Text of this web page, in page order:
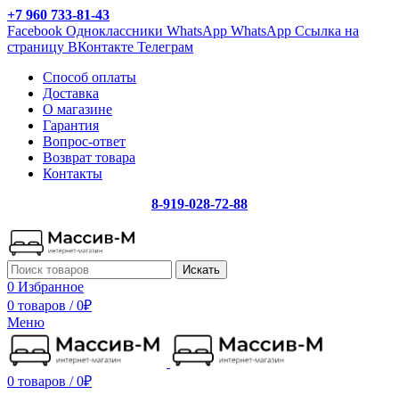
+7 960 733-81-43
Facebook Одноклассники WhatsApp WhatsApp Ссылка на
страницу ВКонтакте Телеграм
Способ оплаты
Доставка
О магазине
Гарантия
Вопрос-ответ
Возврат товара
Контакты
8-919-028-72-88
Искать
0 Избранное
0 товаров / 0₽
Меню
0 товаров / 0₽